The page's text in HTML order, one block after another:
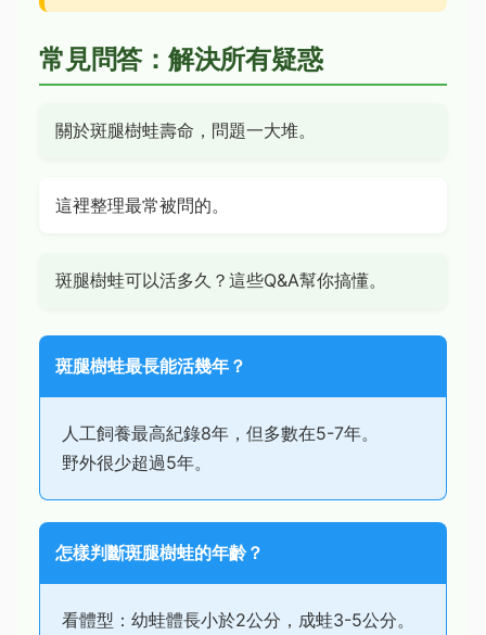
常見問答：解決所有疑惑
關於斑腿樹蛙壽命，問題一大堆。
這裡整理最常被問的。
斑腿樹蛙可以活多久？這些Q&A幫你搞懂。
斑腿樹蛙最長能活幾年？
人工飼養最高紀錄8年，但多數在5-7年。
野外很少超過5年。
怎樣判斷斑腿樹蛙的年齡？
看體型：幼蛙體長小於2公分，成蛙3-5公分。